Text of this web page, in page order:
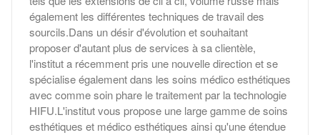
également les différentes techniques de travail des
sourcils. ​ Dans un désir d'évolution et souhaitant
proposer d'autant plus de services à sa clientèle,
l'institut a récemment pris une nouvelle direction et se
spécialise également dans les soins médico esthétiques
avec comme soin phare le traitement par la technologie
HIFU. ​ L'institut vous propose une large gamme de soins
esthétiques et médico esthétiques ainsi qu'une étendue